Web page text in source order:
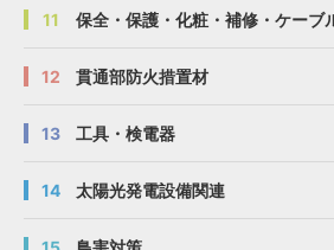
11 保全・保護・化粧・補修・ケーブ
12 貫通部防火措置材
13 工具・検電器
14 太陽光発電設備関連